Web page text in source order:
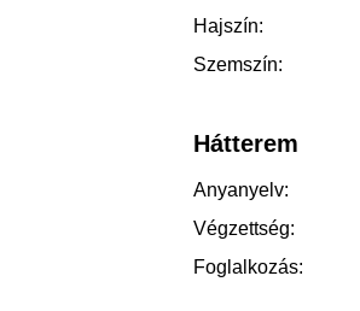
Hajszín:
Szemszín:
Hátterem
Anyanyelv:
Végzettség:
Foglalkozás: